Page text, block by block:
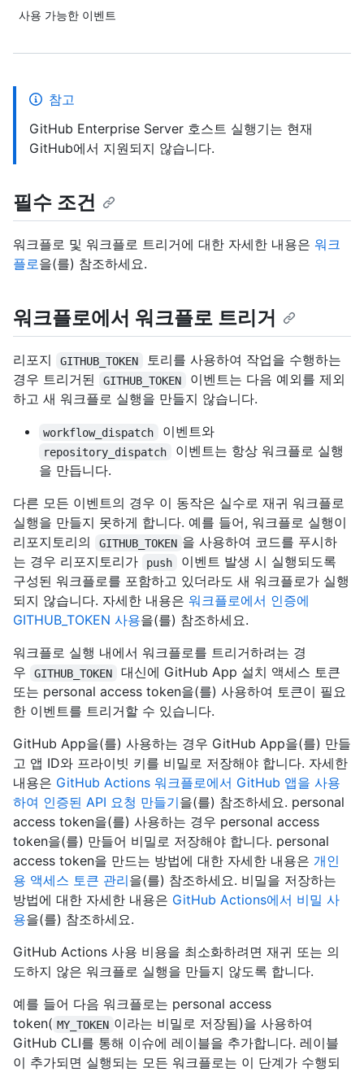
사용 가능한 이벤트
참고
GitHub Enterprise Server 호스트 실행기는 현재
GitHub에서 지원되지 않습니다.
필수 조건
워크플로 및 워크플로 트리거에 대한 자세한 내용은 워크
플로을(를) 참조하세요.
워크플로에서 워크플로 트리거
리포지 GITHUB_TOKEN
토리를 사용하여 작업을 수행하는
경우 트리거된
GITHUB_TOKEN
이벤트는 다음 예외를 제외
하고 새 워크플로 실행을 만들지 않습니다.
workflow_dispatch 이벤트와
repository_dispatch
이벤트는 항상 워크플로 실행
을 만듭니다.
다른 모든 이벤트의 경우 이 동작은 실수로 재귀 워크플로
실행을 만들지 못하게 합니다. 예를 들어, 워크플로 실행이
리포지토리의
GITHUB_TOKEN 을 사용하여 코드를 푸시하
는 경우 리포지토리가
push
이벤트 발생 시 실행되도록
구성된 워크플로를 포함하고 있더라도 새 워크플로가 실행
되지 않습니다. 자세한 내용은 워크플로에서 인증에
GITHUB_TOKEN 사용을(를) 참조하세요.
워크플로 실행 내에서 워크플로를 트리거하려는 경
우
GITHUB_TOKEN
대신에 GitHub App 설치 액세스 토큰
또는 personal access token을(를) 사용하여 토큰이 필요
한 이벤트를 트리거할 수 있습니다.
GitHub App을(를) 사용하는 경우 GitHub App을(를) 만들
고 앱 ID와 프라이빗 키를 비밀로 저장해야 합니다. 자세한
내용은 GitHub Actions 워크플로에서 GitHub 앱을 사용
하여 인증된 API 요청 만들기을(를) 참조하세요. personal
access token을(를) 사용하는 경우 personal access
token을(를) 만들어 비밀로 저장해야 합니다. personal
access token을 만드는 방법에 대한 자세한 내용은 개인
용 액세스 토큰 관리을(를) 참조하세요. 비밀을 저장하는
방법에 대한 자세한 내용은 GitHub Actions에서 비밀 사
용을(를) 참조하세요.
GitHub Actions 사용 비용을 최소화하려면 재귀 또는 의
도하지 않은 워크플로 실행을 만들지 않도록 합니다.
예를 들어 다음 워크플로는 personal access
token( MY_TOKEN 이라는 비밀로 저장됨)을 사용하여
GitHub CLI를 통해 이슈에 레이블을 추가합니다. 레이블
이 추가되면 실행되는 모든 워크플로는 이 단계가 수행되